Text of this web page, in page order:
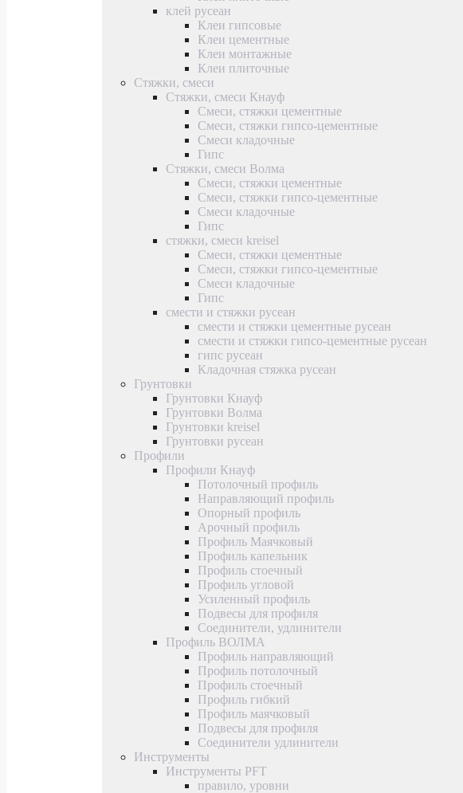
клей русеан
Клеи гипсовые
Клеи цементные
Клеи монтажные
Клеи плиточные
Стяжки, смеси
Стяжки, смеси Кнауф
Смеси, стяжки цементные
Смеси, стяжки гипсо-цементные
Смеси кладочные
Гипс
Стяжки, смеси Волма
Смеси, стяжки цементные
Смеси, стяжки гипсо-цементные
Смеси кладочные
Гипс
стяжки, смеси kreisel
Смеси, стяжки цементные
Смеси, стяжки гипсо-цементные
Смеси кладочные
Гипс
смести и стяжки русеан
смести и стяжки цементные русеан
смести и стяжки гипсо-цементные русеан
гипс русеан
Кладочная стяжка русеан
Грунтовки
Грунтовки Кнауф
Грунтовки Волма
Грунтовки kreisel
Грунтовки русеан
Профили
Профили Кнауф
Потолочный профиль
Направляющий профиль
Опорный профиль
Арочный профиль
Профиль Маячковый
Профиль капельник
Профиль стоечный
Профиль угловой
Усиленный профиль
Подвесы для профиля
Соединители, удлинители
Профиль ВОЛМА
Профиль направляющий
Профиль потолочный
Профиль стоечный
Профиль гибкий
Профиль маячковый
Подвесы для профиля
Соединители удлинители
Инструменты
Инструменты PFT
правило, уровни